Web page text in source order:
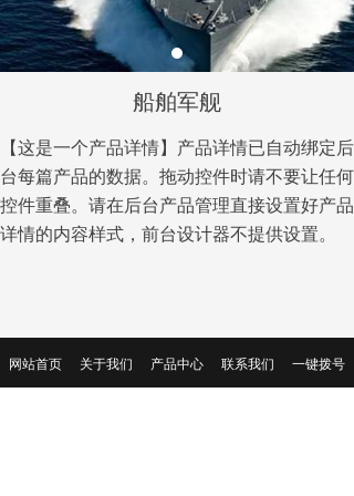
船舶军舰
【这是一个产品详情】产品详情已自动绑定后
台每篇产品的数据。拖动控件时请不要让任何
控件重叠。请在后台产品管理直接设置好产品
详情的内容样式，前台设计器不提供设置。
网站首页 关于我们 产品中心 联系我们 一键拨号